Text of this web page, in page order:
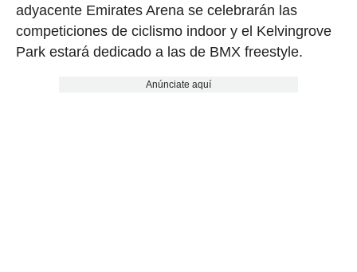
adyacente Emirates Arena se celebrarán las
competiciones de ciclismo indoor y el Kelvingrove
Park estará dedicado a las de BMX freestyle.
Anúnciate aquí